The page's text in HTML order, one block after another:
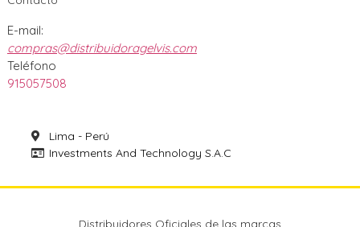
E-mail:
compras@distribuidoragelvis.com
Teléfono
915057508
Lima - Perú
Investments And Technology S.A.C
Distribuidores Oficiales de las marcas